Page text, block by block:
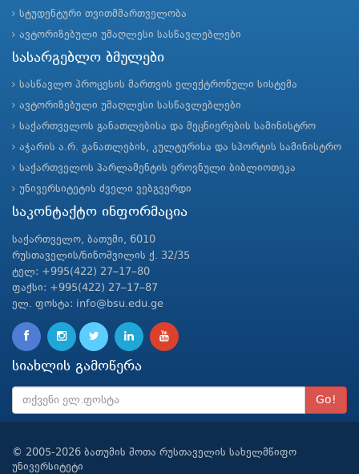
სტუდენტური თვითმმართველობა
ავტორიზებული უმაღლესი სასწავლებლები
სასარგებლო ბმულები
სასწავლო პროცესის მართვის ელექტრონული სისტემა
ავტორიზებული უმაღლესი სასწავლებლები
საქართველოს განათლებისა და მეცნიერების სამინისტრო
აჭარის ა.რ. განათლების, კულტურისა და სპორტის სამინისტრო
საქართველოს პარლამენტის ეროვნული ბიბლიოთეკა
უნივერსიტეტის ძველი ვებგვერდი
საკონტაქტო ინფორმაცია
საქართველო, ბათუმი, 6010
რუსთაველის/ნინოშვილის ქ. 32/35
ტელ: +995(422) 27–17–80
ფაქსი: +995(422) 27–17–87
ელ. ფოსტა: info@bsu.edu.ge
სიახლის გამოწერა
Go!
© 2005-2026 ბათუმის შოთა რუსთაველის სახელმწიფო
უნივერსიტეტი